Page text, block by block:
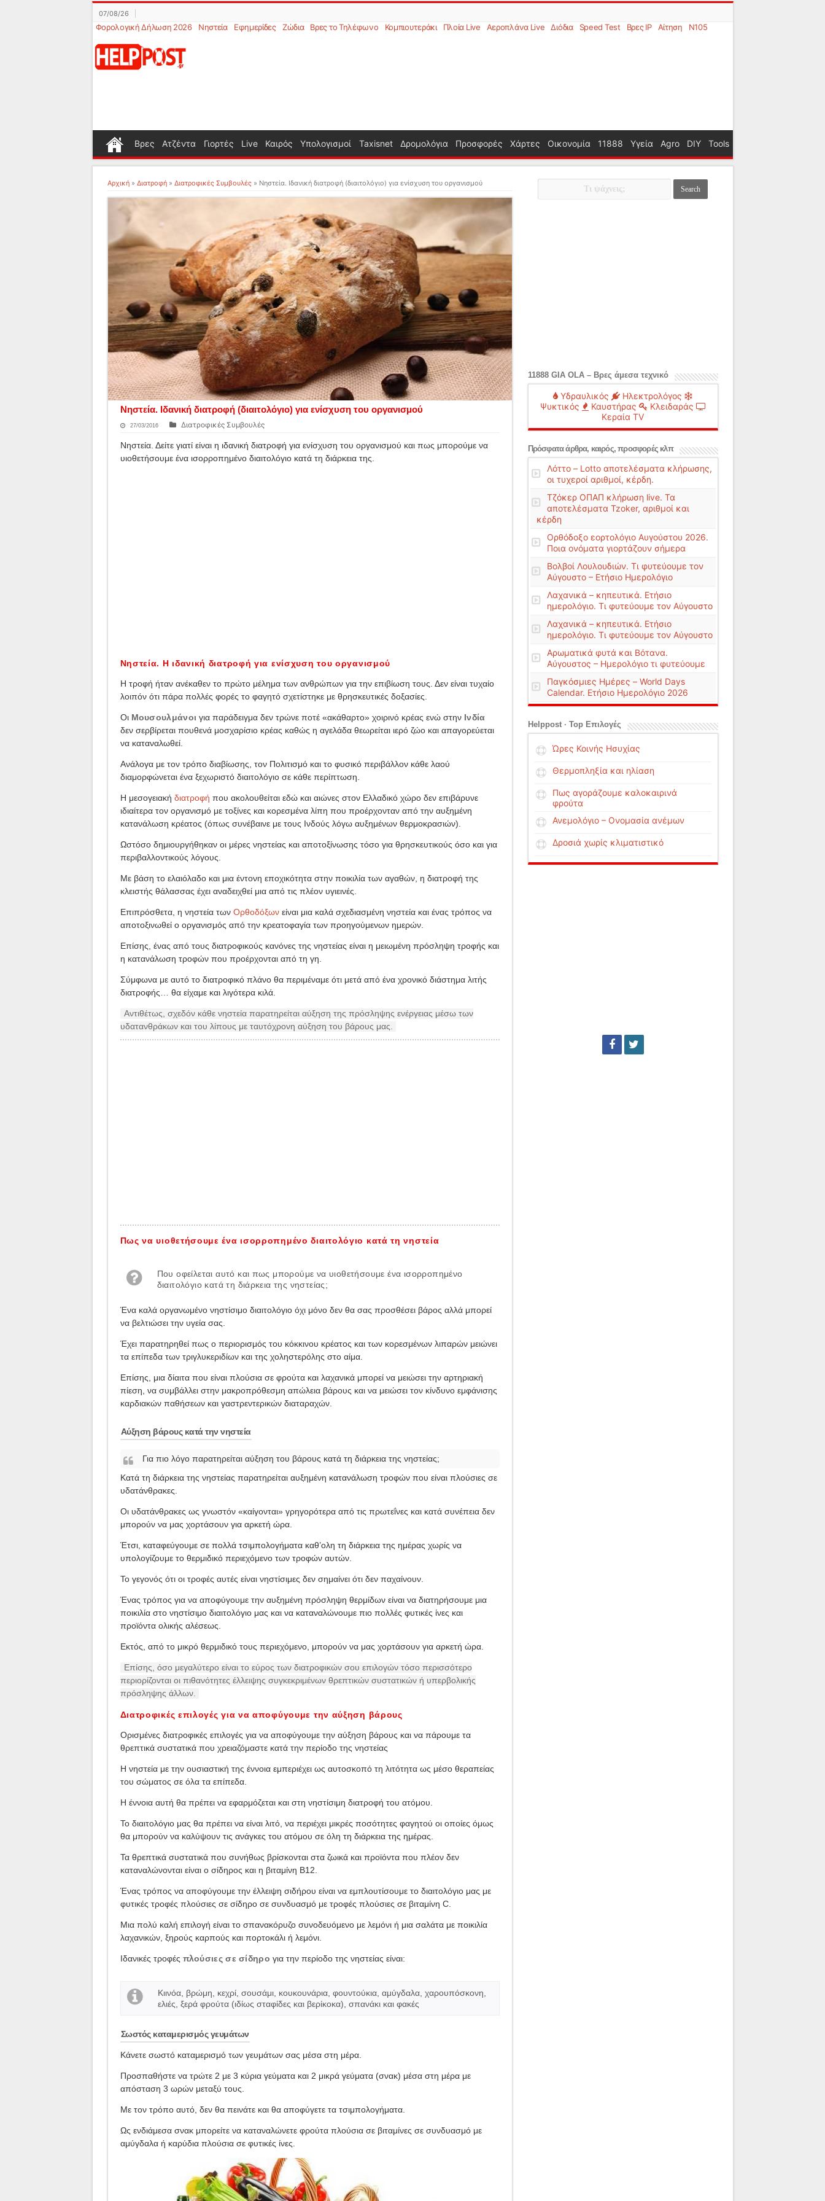
07/08/26
Φορολογική Δήλωση 2026 Νηστεία Εφημερίδες Ζώδια Βρες το Τηλέφωνο Κομπιουτεράκι Πλοία Live Αεροπλάνα Live Διόδια Speed Test Βρες IP Αίτηση N105
Βρες Ατζέντα Γιορτές Live Καιρός Υπολογισμοί Taxisnet Δρομολόγια Προσφορές Χάρτες Οικονομία 11888 Υγεία Agro DIY Tools
Αρχική» Διατροφή» Διατροφικές Συμβουλές» Νηστεία. Ιδανική διατροφή (διαιτολόγιο) για ενίσχυση του οργανισμού
Νηστεία. Ιδανική διατροφή (διαιτολόγιο) για ενίσχυση του οργανισμού
27/03/2016 Διατροφικές Συμβουλές
Νηστεία. Δείτε γιατί είναι η ιδανική διατροφή για ενίσχυση του οργανισμού και πως μπορούμε να
υιοθετήσουμε ένα ισορροπημένο διαιτολόγιο κατά τη διάρκεια της.
Νηστεία. Η ιδανική διατροφή για ενίσχυση του οργανισμού
Η τροφή ήταν ανέκαθεν το πρώτο μέλημα των ανθρώπων για την επιβίωση τους. Δεν είναι τυχαίο
λοιπόν ότι πάρα πολλές φορές το φαγητό σχετίστηκε με θρησκευτικές δοξασίες.
Οι Μουσουλμάνοι για παράδειγμα δεν τρώνε ποτέ «ακάθαρτο» χοιρινό κρέας ενώ στην Ινδία
δεν σερβίρεται πουθενά μοσχαρίσιο κρέας καθώς η αγελάδα θεωρείται ιερό ζώο και απαγορεύεται
να καταναλωθεί.
Ανάλογα με τον τρόπο διαβίωσης, τον Πολιτισμό και το φυσικό περιβάλλον κάθε λαού
διαμορφώνεται ένα ξεχωριστό διαιτολόγιο σε κάθε περίπτωση.
Η μεσογειακή διατροφή που ακολουθείται εδώ και αιώνες στον Ελλαδικό χώρο δεν επιβάρυνε
ιδιαίτερα τον οργανισμό με τοξίνες και κορεσμένα λίπη που προέρχονταν από την αυξημένη
κατανάλωση κρέατος (όπως συνέβαινε με τους Ινδούς λόγω αυξημένων θερμοκρασιών).
Ωστόσο δημιουργήθηκαν οι μέρες νηστείας και αποτοξίνωσης τόσο για θρησκευτικούς όσο και για
περιβαλλοντικούς λόγους.
Με βάση το ελαιόλαδο και μια έντονη εποχικότητα στην ποικιλία των αγαθών, η διατροφή της
κλειστής θάλασσας έχει αναδειχθεί μια από τις πλέον υγιεινές.
Επιπρόσθετα, η νηστεία των Ορθοδόξωνείναι μια καλά σχεδιασμένη νηστεία και ένας τρόπος να
αποτοξινωθεί ο οργανισμός από την κρεατοφαγία των προηγούμενων ημερών.
Επίσης, ένας από τους διατροφικούς κανόνες της νηστείας είναι η μειωμένη πρόσληψη τροφής και
η κατανάλωση τροφών που προέρχονται από τη γη.
Σύμφωνα με αυτό το διατροφικό πλάνο θα περιμέναμε ότι μετά από ένα χρονικό διάστημα λιτής
διατροφής… θα είχαμε και λιγότερα κιλά.
Αντιθέτως, σχεδόν κάθε νηστεία παρατηρείται αύξηση της πρόσληψης ενέργειας μέσω των
υδατανθράκων και του λίπους με ταυτόχρονη αύξηση του βάρους μας.
Πως να υιοθετήσουμε ένα ισορροπημένο διαιτολόγιο κατά τη νηστεία
Που οφείλεται αυτό και πως μπορούμε να υιοθετήσουμε ένα ισορροπημένο
διαιτολόγιο κατά τη διάρκεια της νηστείας;
Ένα καλά οργανωμένο νηστίσιμο διαιτολόγιο όχι μόνο δεν θα σας προσθέσει βάρος αλλά μπορεί
να βελτιώσει την υγεία σας.
Έχει παρατηρηθεί πως ο περιορισμός του κόκκινου κρέατος και των κορεσμένων λιπαρών μειώνει
τα επίπεδα των τριγλυκεριδίων και της χοληστερόλης στο αίμα.
Επίσης, μια δίαιτα που είναι πλούσια σε φρούτα και λαχανικά μπορεί να μειώσει την αρτηριακή
πίεση, να συμβάλλει στην μακροπρόθεσμη απώλεια βάρους και να μειώσει τον κίνδυνο εμφάνισης
καρδιακών παθήσεων και γαστρεντερικών διαταραχών.
Αύξηση βάρους κατά την νηστεία
Για πιο λόγο παρατηρείται αύξηση του βάρους κατά τη διάρκεια της νηστείας;
Κατά τη διάρκεια της νηστείας παρατηρείται αυξημένη κατανάλωση τροφών που είναι πλούσιες σε
υδατάνθρακες.
Οι υδατάνθρακες ως γνωστόν «καίγονται» γρηγορότερα από τις πρωτεΐνες και κατά συνέπεια δεν
μπορούν να μας χορτάσουν για αρκετή ώρα.
Έτσι, καταφεύγουμε σε πολλά τσιμπολογήματα καθ’ολη τη διάρκεια της ημέρας χωρίς να
υπολογίζουμε το θερμιδικό περιεχόμενο των τροφών αυτών.
Το γεγονός ότι οι τροφές αυτές είναι νηστίσιμες δεν σημαίνει ότι δεν παχαίνουν.
Ένας τρόπος για να αποφύγουμε την αυξημένη πρόσληψη θερμίδων είναι να διατηρήσουμε μια
ποικιλία στο νηστίσιμο διαιτολόγιο μας και να καταναλώνουμε πιο πολλές φυτικές ίνες και
προϊόντα ολικής αλέσεως.
Εκτός, από το μικρό θερμιδικό τους περιεχόμενο, μπορούν να μας χορτάσουν για αρκετή ώρα.
Επίσης, όσο μεγαλύτερο είναι το εύρος των διατροφικών σου επιλογών τόσο περισσότερο
περιορίζονται οι πιθανότητες έλλειψης συγκεκριμένων θρεπτικών συστατικών ή υπερβολικής
πρόσληψης άλλων.
Διατροφικές επιλογές για να αποφύγουμε την αύξηση βάρους
Ορισμένες διατροφικές επιλογές για να αποφύγουμε την αύξηση βάρους και να πάρουμε τα
θρεπτικά συστατικά που χρειαζόμαστε κατά την περίοδο της νηστείας
Η νηστεία με την ουσιαστική της έννοια εμπεριέχει ως αυτοσκοπό τη λιτότητα ως μέσο θεραπείας
του σώματος σε όλα τα επίπεδα.
Η έννοια αυτή θα πρέπει να εφαρμόζεται και στη νηστίσιμη διατροφή του ατόμου.
Το διαιτολόγιο μας θα πρέπει να είναι λιτό, να περιέχει μικρές ποσότητες φαγητού οι οποίες όμως
θα μπορούν να καλύψουν τις ανάγκες του ατόμου σε όλη τη διάρκεια της ημέρας.
Τα θρεπτικά συστατικά που συνήθως βρίσκονται στα ζωικά και προϊόντα που πλέον δεν
καταναλώνονται είναι ο σίδηρος και η βιταμίνη Β12.
Ένας τρόπος να αποφύγουμε την έλλειψη σιδήρου είναι να εμπλουτίσουμε το διαιτολόγιο μας με
φυτικές τροφές πλούσιες σε σίδηρο σε συνδυασμό με τροφές πλούσιες σε βιταμίνη C.
Μια πολύ καλή επιλογή είναι το σπανακόρυζο συνοδευόμενο με λεμόνι ή μια σαλάτα με ποικιλία
λαχανικών, ξηρούς καρπούς και πορτοκάλι ή λεμόνι.
Ιδανικές τροφές πλούσιες σε σίδηρο για την περίοδο της νηστείας είναι:
Κιινόα, βρώμη, κεχρί, σουσάμι, κουκουνάρια, φουντούκια, αμύγδαλα, χαρουπόσκονη,
ελιές, ξερά φρούτα (ιδίως σταφίδες και βερίκοκα), σπανάκι και φακές
Σωστός καταμερισμός γευμάτων
Κάνετε σωστό καταμερισμό των γευμάτων σας μέσα στη μέρα.
Προσπαθήστε να τρώτε 2 με 3 κύρια γεύματα και 2 μικρά γεύματα (σνακ) μέσα στη μέρα με
απόσταση 3 ωρών μεταξύ τους.
Με τον τρόπο αυτό, δεν θα πεινάτε και θα αποφύγετε τα τσιμπολογήματα.
Ως ενδιάμεσα σνακ μπορείτε να καταναλώνετε φρούτα πλούσια σε βιταμίνες σε συνδυασμό με
αμύγδαλα ή καρύδια πλούσια σε φυτικές ίνες.
11888 GIA OLA – Βρες άμεσα τεχνικό
Υδραυλικός
Ηλεκτρολόγος
Ψυκτικός
Καυστήρας
Κλειδαράς
Κεραία TV
Πρόσφατα άρθρα, καιρός, προσφορές κλπ
Λόττο – Lotto αποτελέσματα κλήρωσης,
οι τυχεροί αριθμοί, κέρδη.
Τζόκερ ΟΠΑΠ κλήρωση live. Τα
αποτελέσματα Tzoker, αριθμοί και
κέρδη
Ορθόδοξο εορτολόγιο Αυγούστου 2026.
Ποια ονόματα γιορτάζουν σήμερα
Βολβοί Λουλουδιών. Τι φυτεύουμε τον
Αύγουστο – Ετήσιο Ημερολόγιο
Λαχανικά – κηπευτικά. Ετήσιο
ημερολόγιο. Τι φυτεύουμε τον Αύγουστο
Λαχανικά – κηπευτικά. Ετήσιο
ημερολόγιο. Τι φυτεύουμε τον Αύγουστο
Αρωματικά φυτά και Βότανα.
Αύγουστος – Ημερολόγιο τι φυτεύουμε
Παγκόσμιες Ημέρες – World Days
Calendar. Ετήσιο Ημερολόγιο 2026
Helppost · Top Επιλογές
Ώρες Κοινής Ησυχίας
Θερμοπληξία και ηλίαση
Πως αγοράζουμε καλοκαιρινά
φρούτα
Ανεμολόγιο – Ονομασία ανέμων
Δροσιά χωρίς κλιματιστικό